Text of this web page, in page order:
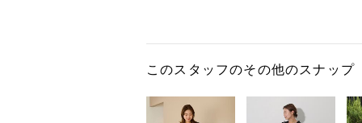
このスタッフのその他のスナップ